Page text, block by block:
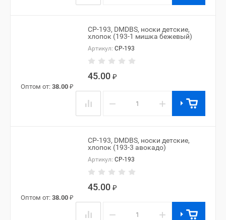
CP-193, DMDBS, носки детские,
хлопок (193-1 мишка бежевый)
Артикул: CP-193
45.00 ₽
Оптом от: 38.00 ₽
− +
CP-193, DMDBS, носки детские,
хлопок (193-3 авокадо)
Артикул: CP-193
45.00 ₽
Оптом от: 38.00 ₽
− +